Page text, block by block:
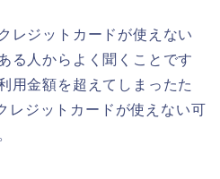
レジットカードが使えない
る人からよく聞くことです
用金額を超えてしまったた
レジットカードが使えない可